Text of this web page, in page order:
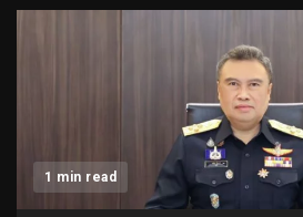
1 min read